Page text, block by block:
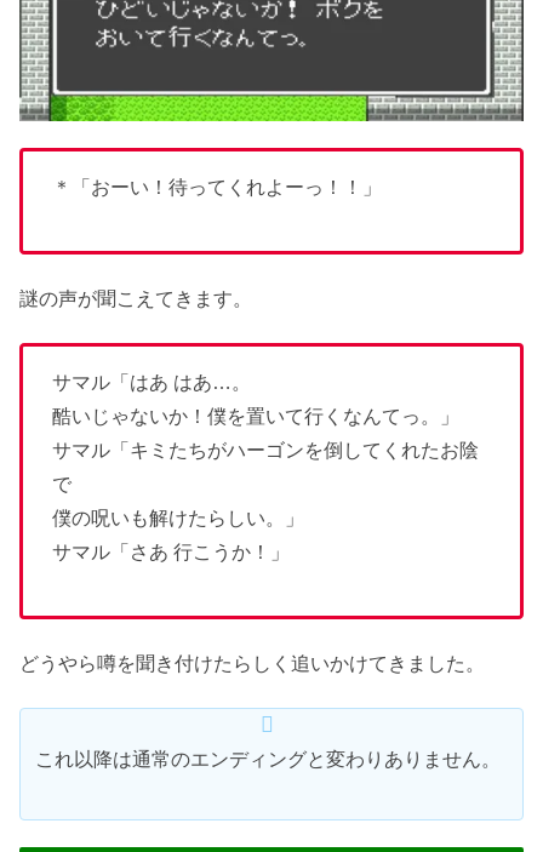
＊「おーい！待ってくれよーっ！！」
謎の声が聞こえてきます。
サマル「はあ はあ…。
酷いじゃないか！僕を置いて行くなんてっ。」
サマル「キミたちがハーゴンを倒してくれたお陰
で
僕の呪いも解けたらしい。」
サマル「さあ 行こうか！」
どうやら噂を聞き付けたらしく追いかけてきました。
これ以降は通常のエンディングと変わりありません。